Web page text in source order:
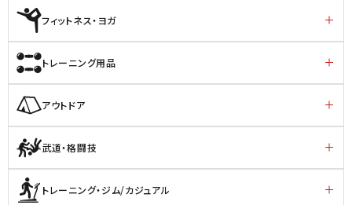
フィットネス・ヨガ
トレーニング用品
アウトドア
武道・格闘技
トレーニング・ジム/カジュアル